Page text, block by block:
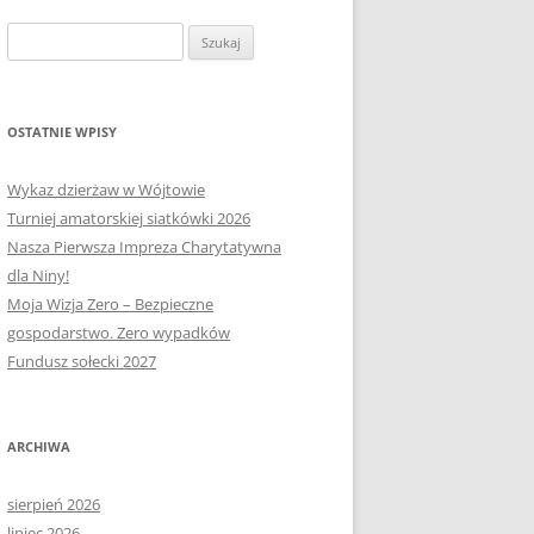
E-MAPA BARCZEWA
SOŁECTWO NIKIELKOWO
OSTATNIE WPISY
Wykaz dzierżaw w Wójtowie
Turniej amatorskiej siatkówki 2026
Nasza Pierwsza Impreza Charytatywna
dla Niny!
Moja Wizja Zero – Bezpieczne
gospodarstwo. Zero wypadków
Fundusz sołecki 2027
ARCHIWA
sierpień 2026